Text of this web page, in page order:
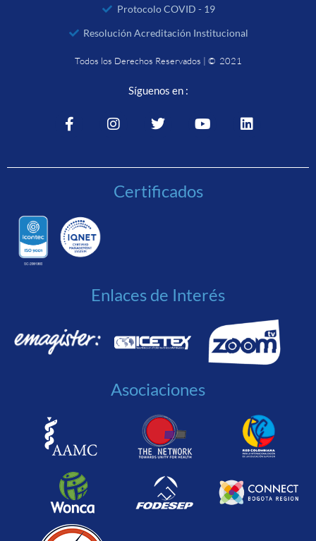
Protocolo COVID - 19
Resolución Acreditación Institucional
Todos los Derechos Reservados | © 2021
Síguenos en :
Certificados
Enlaces de Interés
Asociaciones